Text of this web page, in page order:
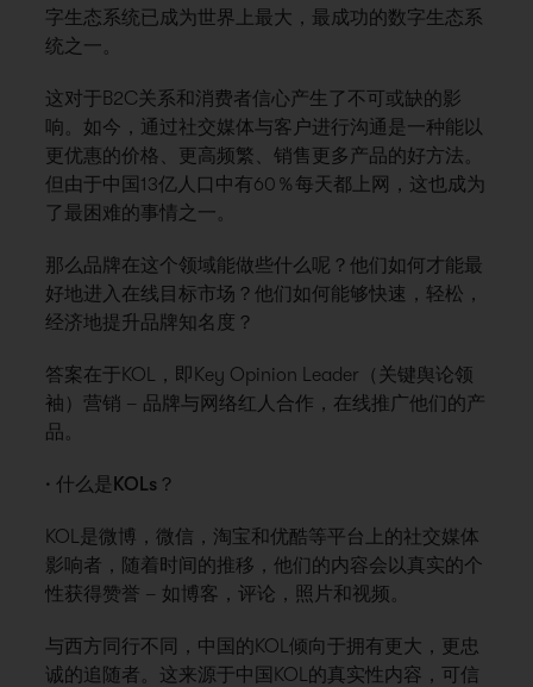
字生态系统已成为世界上最大，最成功的数字生态系
统之一。
这对于B2C关系和消费者信心产生了不可或缺的影
响。如今，通过社交媒体与客户进行沟通是一种能以
更优惠的价格、更高频繁、销售更多产品的好方法。
但由于中国13亿人口中有60％每天都上网，这也成为
了最困难的事情之一。
那么品牌在这个领域能做些什么呢？他们如何才能最
好地进入在线目标市场？他们如何能够快速，轻松，
经济地提升品牌知名度？
答案在于KOL，即Key Opinion Leader（关键舆论领
袖）营销 – 品牌与网络红人合作，在线推广他们的产
品。
· 什么是KOLs？
KOL是微博，微信，淘宝和优酷等平台上的社交媒体
影响者，随着时间的推移，他们的内容会以真实的个
性获得赞誉 – 如博客，评论，照片和视频。
与西方同行不同，中国的KOL倾向于拥有更大，更忠
诚的追随者。这来源于中国KOL的真实性内容，可信